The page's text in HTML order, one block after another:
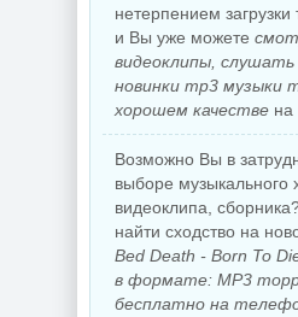
нетерпением
и Вы уже можете
видеоклипы,
новинки mp3 музыки
хорошем качестве на
Возможно Вы в
выборе музыкального
видеоклипа,
найти сходство на
Bed Death - Born To
в формате: MP3
бесплатно на